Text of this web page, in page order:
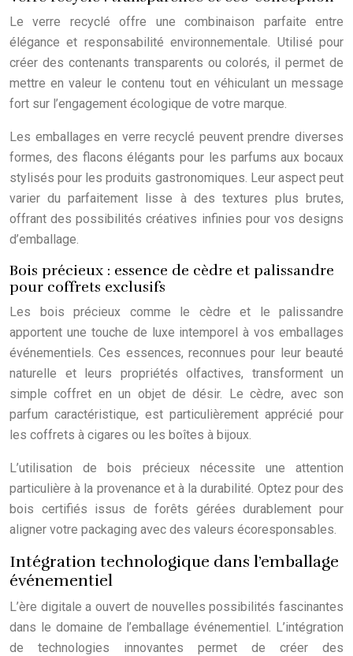
Le verre recyclé offre une combinaison parfaite entre
élégance et responsabilité environnementale. Utilisé pour
créer des contenants transparents ou colorés, il permet de
mettre en valeur le contenu tout en véhiculant un message
fort sur l’engagement écologique de votre marque.
Les emballages en verre recyclé peuvent prendre diverses
formes, des flacons élégants pour les parfums aux bocaux
stylisés pour les produits gastronomiques. Leur aspect peut
varier du parfaitement lisse à des textures plus brutes,
offrant des possibilités créatives infinies pour vos designs
d’emballage.
Bois précieux : essence de cèdre et palissandre
pour coffrets exclusifs
Les bois précieux comme le cèdre et le palissandre
apportent une touche de luxe intemporel à vos emballages
événementiels. Ces essences, reconnues pour leur beauté
naturelle et leurs propriétés olfactives, transforment un
simple coffret en un objet de désir. Le cèdre, avec son
parfum caractéristique, est particulièrement apprécié pour
les coffrets à cigares ou les boîtes à bijoux.
L’utilisation de bois précieux nécessite une attention
particulière à la provenance et à la durabilité. Optez pour des
bois certifiés issus de forêts gérées durablement pour
aligner votre packaging avec des valeurs écoresponsables.
Intégration technologique dans l’emballage
événementiel
L’ère digitale a ouvert de nouvelles possibilités fascinantes
dans le domaine de l’emballage événementiel. L’intégration
de technologies innovantes permet de créer des